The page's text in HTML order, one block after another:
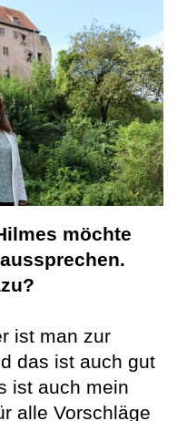
möchte
ist man zur
das ist auch gut
ist auch mein
alle Vorschläge